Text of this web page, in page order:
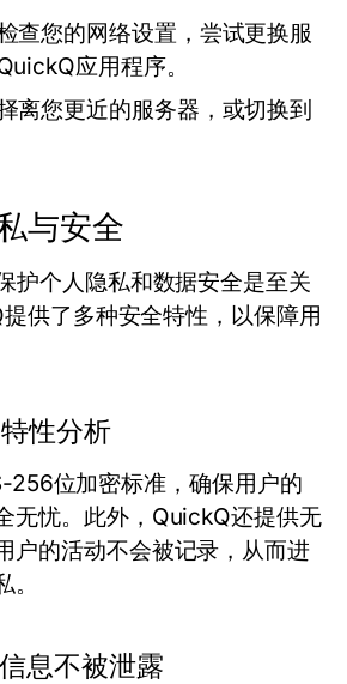
查您的网络设置，尝试更换服
应用程序。
离您更近的服务器，或切换到
与安全
护个人隐私和数据安全是至关
供了多种安全特性，以保障用
性分析
256位加密标准，确保用户的
无忧。此外，QuickQ还提供无
户的活动不会被记录，从而进
息不被泄露